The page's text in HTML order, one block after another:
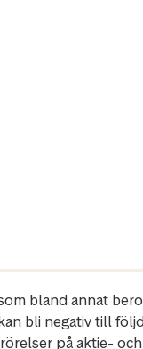
bland annat
bli negativ till
på aktie-